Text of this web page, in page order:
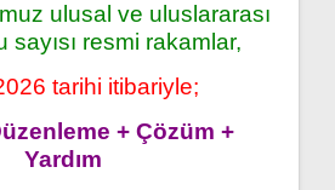
ulusal ve uluslararası
sayısı resmi rakamlar,
tarihi itibariyle;
+ Çözüm +
Yardım